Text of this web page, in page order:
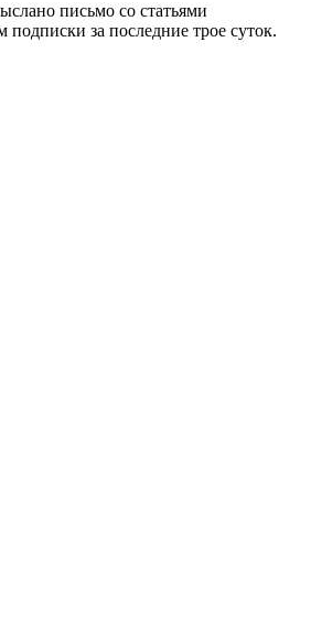
письмо со статьями
за последние трое суток.